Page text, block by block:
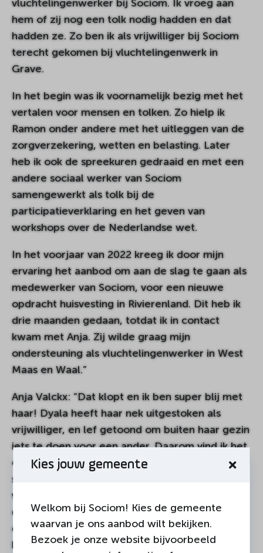
vluchtelingenwerker bij Sociom. Ik vroeg aan
hem of zij nog een tolk nodig hadden en dat
hadden ze. Zo ben ik als vrijwilliger bij Sociom
terecht gekomen bij vluchtelingenwerk in
Grave.
In het begin was ik voornamelijk bezig met het
vertalen voor mensen en tolken. Zo hielp ik
Ramon onder andere met het uitleggen van de
zorgverzekering, wetten en belasting. Later
heb ik ook de spreekuren gedraaid en met een
andere sociaal werker van Sociom
samengewerkt als tolk bij de
participatieverklaring en het geven van
workshops over de Nederlandse wet.
In het voorjaar van 2022 kreeg ik door mijn
ervaring het aanbod om aan de slag te gaan als
medewerker van Sociom, voor een nieuwe
opdracht huisvesting in Rivierenland. Dit heb ik
drie maanden gedaan, totdat ik in contact
kwam met Anja. Zij wilde graag mijn
ondersteuning als vluchtelingenwerker in West
Maas en Waal.”
Anja Valckx: “Dat klopt en ik ben super blij met
haar! Dyala heeft haar nek uitgestoken als
vrijwilliger, en lef getoond om buiten haar gezin
iets te doen voor een ander. Daarom vind ik het
ontzettend leuk dat ik met haar mag
samenwerken. In West Maas en Waal komen
veel gezinnen uit Syrië. Ik spreek geen Arabisch
dus voor mij is het lastig om met hun te
communiceren. Inmiddels hebben we samen
kennis gemaakt met de Syrische gemeenschap
Kies jouw gemeente
Welkom bij Sociom! Kies de gemeente
waarvan je ons aanbod wilt bekijken.
Bezoek je onze website bijvoorbeeld